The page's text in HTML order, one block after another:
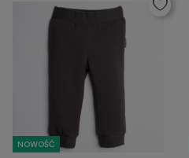
NOWOŚĆ